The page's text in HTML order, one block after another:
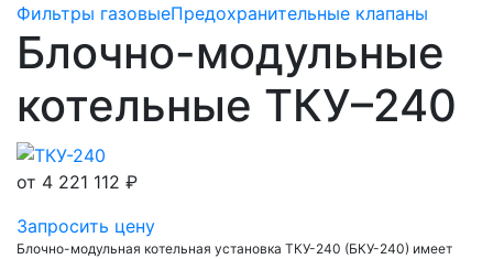
Фильтры газовыеПредохранительные клапаны
Блочно-модульные
котельные ТКУ–240
от 4 221 112 ₽
Запросить цену
Блочно-модульная котельная установка ТКУ-240 (БКУ-240) имеет